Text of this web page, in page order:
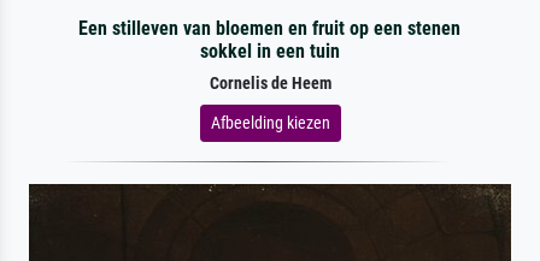
Een stilleven van bloemen en fruit op een stenen
sokkel in een tuin
Cornelis de Heem
Afbeelding kiezen